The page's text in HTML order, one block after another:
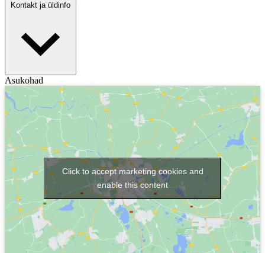
Kontakt ja üldinfo
Asukohad
Click to accept marketing cookies and
enable this content